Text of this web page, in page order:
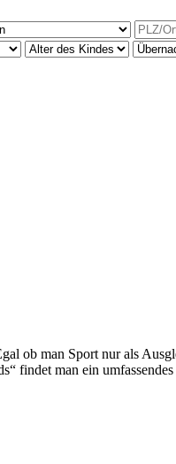
ob man Sport nur als
findet man ein